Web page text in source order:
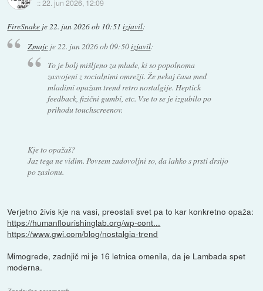
::22. jun 2026, 12:09
FireSnake je22. jun 2026 ob 10:51 izjavil:
Zmajcje 22. jun 2026 ob 09:50izjavil:
To je bolj mišljeno za mlade, ki so popolnoma
zasvojeni z socialnimi omrežji. Že nekaj časa med
mladimi opažam trend retro nostalgije. Heptick
feedback, fizični gumbi, etc. Vse to se je izgubilo po
prihodu touchscreenov.
Kje to opažaš?
Jaz tega ne vidim. Povsem zadovoljni so, da lahko s prsti drsijo
po zaslonu.
Verjetno živis kje na vasi, preostali svet pa to kar konkretno opaža:
https://humanflourishinglab.org/wp-cont...
https://www.gwi.com/blog/nostalgia-trend
Mimogrede, zadnjič mi je 16 letnica omenila, da je Lambada spet
moderna.